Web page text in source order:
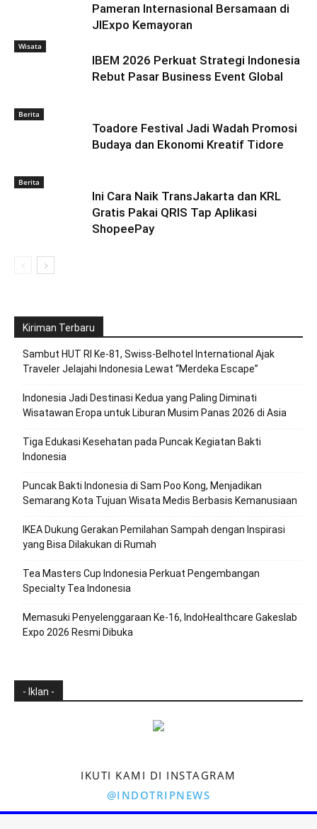
Pameran Internasional Bersamaan di
JIExpo Kemayoran
Wisata
IBEM 2026 Perkuat Strategi Indonesia
Rebut Pasar Business Event Global
Berita
Toadore Festival Jadi Wadah Promosi
Budaya dan Ekonomi Kreatif Tidore
Berita
Ini Cara Naik TransJakarta dan KRL
Gratis Pakai QRIS Tap Aplikasi
ShopeePay
Kiriman Terbaru
Sambut HUT RI Ke-81, Swiss-Belhotel International Ajak
Traveler Jelajahi Indonesia Lewat “Merdeka Escape”
Indonesia Jadi Destinasi Kedua yang Paling Diminati
Wisatawan Eropa untuk Liburan Musim Panas 2026 di Asia
Tiga Edukasi Kesehatan pada Puncak Kegiatan Bakti
Indonesia
Puncak Bakti Indonesia di Sam Poo Kong, Menjadikan
Semarang Kota Tujuan Wisata Medis Berbasis Kemanusiaan
IKEA Dukung Gerakan Pemilahan Sampah dengan Inspirasi
yang Bisa Dilakukan di Rumah
Tea Masters Cup Indonesia Perkuat Pengembangan
Specialty Tea Indonesia
Memasuki Penyelenggaraan Ke-16, IndoHealthcare Gakeslab
Expo 2026 Resmi Dibuka
- Iklan -
IKUTI KAMI DI INSTAGRAM
@INDOTRIPNEWS